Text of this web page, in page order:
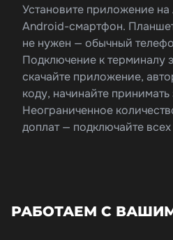
Установите приложение
Android-смартфон.
не нужен — обычный
Подключение к терминалу
скачайте приложение,
коду, начинайте принимать
Неограниченное
доплат — подключайте
РАБОТАЕМ С